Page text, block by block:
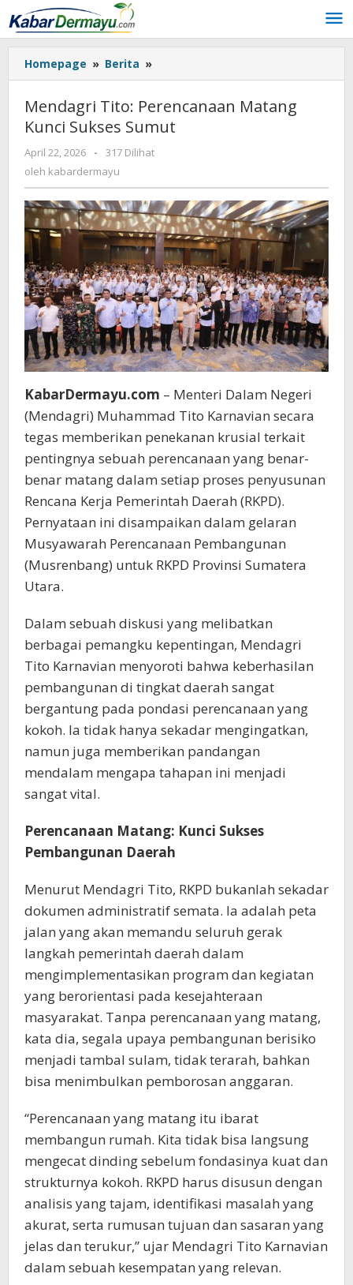
Lewati
ke
konten
Homepage » Berita »
Tito:
Matang
Kunci
Mendagri Tito: Perencanaan Matang
Kunci Sukses Sumut
April 22, 2026
oleh
kabardermayu
-
317 Dilihat
oleh kabardermayu
KabarDermayu.com – Menteri Dalam Negeri
(Mendagri) Muhammad Tito Karnavian secara
tegas memberikan penekanan krusial terkait
pentingnya sebuah perencanaan yang benar-
benar matang dalam setiap proses penyusunan
Rencana Kerja Pemerintah Daerah (RKPD).
Pernyataan ini disampaikan dalam gelaran
Musyawarah Perencanaan Pembangunan
(Musrenbang) untuk RKPD Provinsi Sumatera
Utara.
Dalam sebuah diskusi yang melibatkan
berbagai pemangku kepentingan, Mendagri
Tito Karnavian menyoroti bahwa keberhasilan
pembangunan di tingkat daerah sangat
bergantung pada pondasi perencanaan yang
kokoh. Ia tidak hanya sekadar mengingatkan,
namun juga memberikan pandangan
mendalam mengapa tahapan ini menjadi
sangat vital.
Perencanaan Matang: Kunci Sukses
Pembangunan Daerah
Menurut Mendagri Tito, RKPD bukanlah sekadar
dokumen administratif semata. Ia adalah peta
jalan yang akan memandu seluruh gerak
langkah pemerintah daerah dalam
mengimplementasikan program dan kegiatan
yang berorientasi pada kesejahteraan
masyarakat. Tanpa perencanaan yang matang,
kata dia, segala upaya pembangunan berisiko
menjadi tambal sulam, tidak terarah, bahkan
bisa menimbulkan pemborosan anggaran.
“Perencanaan yang matang itu ibarat
membangun rumah. Kita tidak bisa langsung
mengecat dinding sebelum fondasinya kuat dan
strukturnya kokoh. RKPD harus disusun dengan
analisis yang tajam, identifikasi masalah yang
akurat, serta rumusan tujuan dan sasaran yang
jelas dan terukur,” ujar Mendagri Tito Karnavian
dalam sebuah kesempatan yang relevan.